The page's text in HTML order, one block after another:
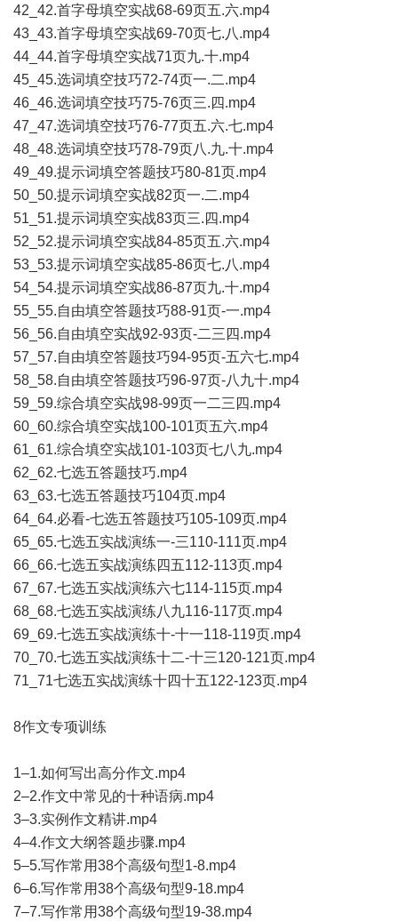
42_42.首字母填空实战68-69页五.六.mp4
43_43.首字母填空实战69-70页七.八.mp4
44_44.首字母填空实战71页九.十.mp4
45_45.选词填空技巧72-74页一.二.mp4
46_46.选词填空技巧75-76页三.四.mp4
47_47.选词填空技巧76-77页五.六.七.mp4
48_48.选词填空技巧78-79页八.九.十.mp4
49_49.提示词填空答题技巧80-81页.mp4
50_50.提示词填空实战82页一.二.mp4
51_51.提示词填空实战83页三.四.mp4
52_52.提示词填空实战84-85页五.六.mp4
53_53.提示词填空实战85-86页七.八.mp4
54_54.提示词填空实战86-87页九.十.mp4
55_55.自由填空答题技巧88-91页-一.mp4
56_56.自由填空实战92-93页-二三四.mp4
57_57.自由填空答题技巧94-95页-五六七.mp4
58_58.自由填空答题技巧96-97页-八九十.mp4
59_59.综合填空实战98-99页一二三四.mp4
60_60.综合填空实战100-101页五六.mp4
61_61.综合填空实战101-103页七八九.mp4
62_62.七选五答题技巧.mp4
63_63.七选五答题技巧104页.mp4
64_64.必看-七选五答题技巧105-109页.mp4
65_65.七选五实战演练一-三110-111页.mp4
66_66.七选五实战演练四五112-113页.mp4
67_67.七选五实战演练六七114-115页.mp4
68_68.七选五实战演练八九116-117页.mp4
69_69.七选五实战演练十-十一118-119页.mp4
70_70.七选五实战演练十二-十三120-121页.mp4
71_71七选五实战演练十四十五122-123页.mp4
8作文专项训练
1–1.如何写出高分作文.mp4
2–2.作文中常见的十种语病.mp4
3–3.实例作文精讲.mp4
4–4.作文大纲答题步骤.mp4
5–5.写作常用38个高级句型1-8.mp4
6–6.写作常用38个高级句型9-18.mp4
7–7.写作常用38个高级句型19-38.mp4